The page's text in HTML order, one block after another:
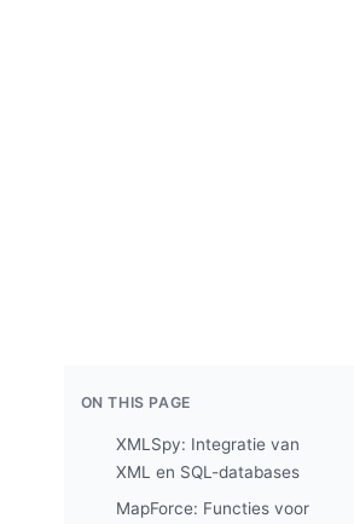
ON THIS PAGE
XMLSpy: Integratie van
XML en SQL-databases
MapForce: Functies voor